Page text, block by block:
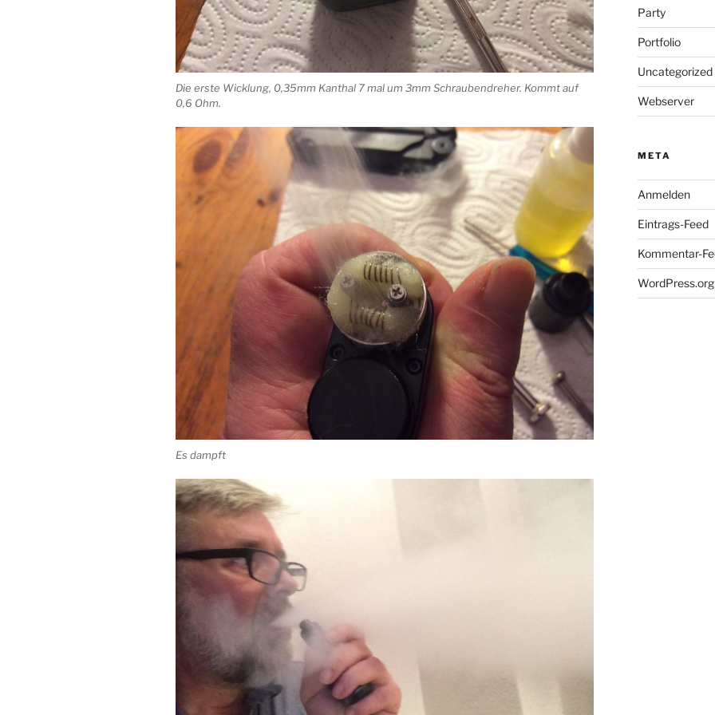
Die erste Wicklung, 0,35mm Kanthal 7 mal um 3mm Schraubendreher. Kommt auf
0,6 Ohm.
Es dampft
Party
Portfolio
Uncategorized
Webserver
META
Anmelden
Eintrags-Feed
Kommentar-
WordPress.org